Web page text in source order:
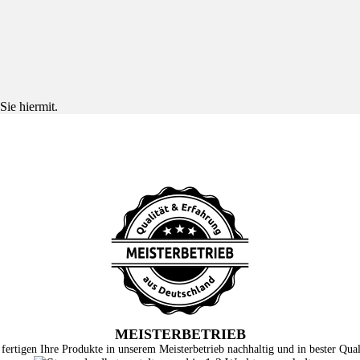
hiermit.
MEISTERBETRIEB
Ihre Produkte in unserem Meisterbetrieb nachhaltig und in bester